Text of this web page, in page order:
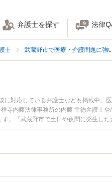
弁護士を探す 法律
士 武蔵野市で医療・介護問題に強
対応している弁護士なども掲載中。
寺内藤法律事務所の内藤 幸徳弁護士
。『武蔵野市で土日や夜間に発生し
で介護事故を法律相談できる武蔵野